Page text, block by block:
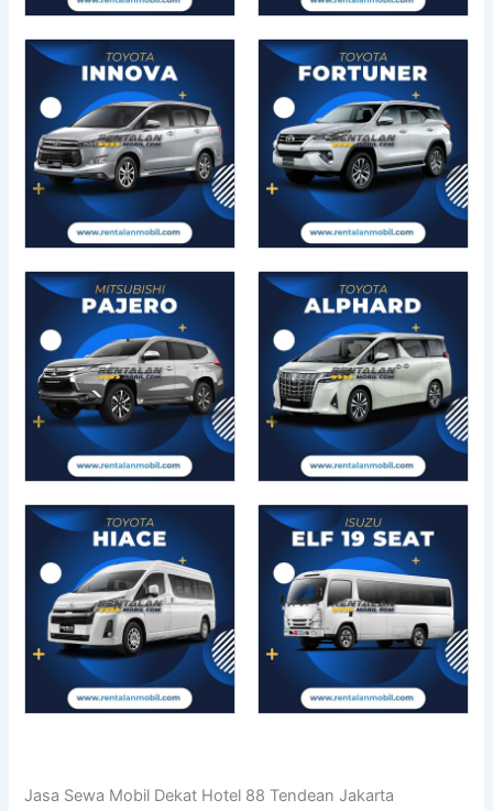
Jasa Sewa Mobil Dekat Hotel 88 Tendean Jakarta